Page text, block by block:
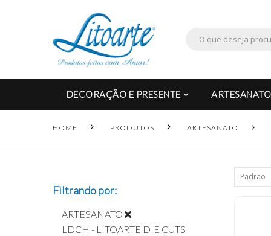
DECORAÇÃO E PRESENTE ARTESANATO
HOME PRODUTOS ARTESANATO
Filtrando por:
ARTESANATO
LDCH - LITOARTE DIE CUTS